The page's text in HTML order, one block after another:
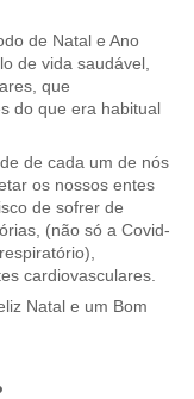
de Natal e Ano
de vida saudável,
que
do que era habitual
de cada um de nós
os nossos entes
de sofrer de
(não só a Covid-
cardiovasculares.
Natal e um Bom